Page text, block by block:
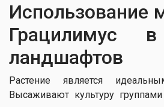
Использование
Грацилимус
ландшафтов
Растение является
Высаживают культуру